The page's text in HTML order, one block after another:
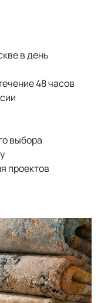
в день
48 часов
выбора
проектов